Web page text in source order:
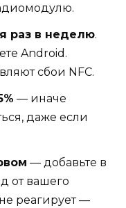
раз в неделю.
Android.
сбои NFC.
— иначе
даже если
— добавьте в
от вашего
реагирует —